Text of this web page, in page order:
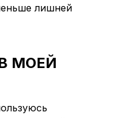
лишней
МОЕЙ